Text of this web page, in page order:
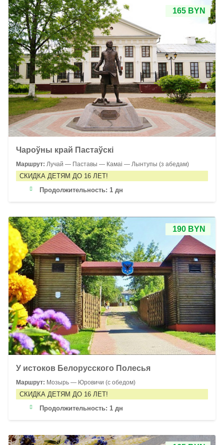
165 BYN
Чароўны край Пастаўскі
Маршрут: Лучай — Паставы — Камаі — Лынтупы (з абедам)
СКИДКА ДЕТЯМ ДО 16 ЛЕТ!
Продолжительность: 1 дн
190 BYN
У истоков Белорусского Полесья
Маршрут: Мозырь — Юровичи (с обедом)
СКИДКА ДЕТЯМ ДО 16 ЛЕТ!
Продолжительность: 1 дн